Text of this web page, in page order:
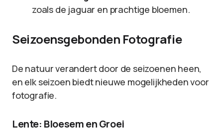
zoals de jaguar en prachtige bloemen.
Seizoensgebonden Fotografie
De natuur verandert door de seizoenen heen,
en elk seizoen biedt nieuwe mogelijkheden voor
fotografie.
Lente: Bloesem en Groei